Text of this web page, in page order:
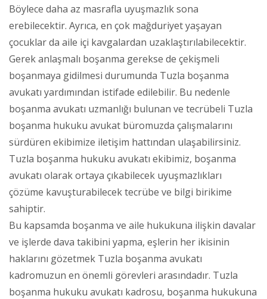
Böylece daha az masrafla uyuşmazlık sona
erebilecektir. Ayrıca, en çok mağduriyet yaşayan
çocuklar da aile içi kavgalardan uzaklaştırılabilecektir.
Gerek anlaşmalı boşanma gerekse de çekişmeli
boşanmaya gidilmesi durumunda Tuzla boşanma
avukatı yardımından istifade edilebilir. Bu nedenle
boşanma avukatı uzmanlığı bulunan ve tecrübeli Tuzla
boşanma hukuku avukat büromuzda çalışmalarını
sürdüren ekibimize iletişim hattından ulaşabilirsiniz.
Tuzla boşanma hukuku avukatı ekibimiz, boşanma
avukatı olarak ortaya çıkabilecek uyuşmazlıkları
çözüme kavuşturabilecek tecrübe ve bilgi birikime
sahiptir.
Bu kapsamda boşanma ve aile hukukuna ilişkin davalar
ve işlerde dava takibini yapma, eşlerin her ikisinin
haklarını gözetmek Tuzla boşanma avukatı
kadromuzun en önemli görevleri arasındadır. Tuzla
boşanma hukuku avukatı kadrosu, boşanma hukukuna